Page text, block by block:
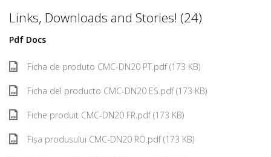
Links, Downloads and Stories! (24)
Pdf Docs
Ficha de produto CMC-DN20 PT.pdf (173 KB)
Ficha del producto CMC-DN20 ES.pdf (173 KB)
Fiche produit CMC-DN20 FR.pdf (173 KB)
Fișa produsului CMC-DN20 RO.pdf (173 KB)